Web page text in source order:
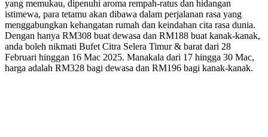
yang memukau, dipenuhi aroma rempah-ratus dan hidangan
istimewa, para tetamu akan dibawa dalam perjalanan rasa yang
menggabungkan kehangatan rumah dan keindahan cita rasa dunia.
Dengan hanya RM308 buat dewasa dan RM188 buat kanak-kanak,
anda boleh nikmati Bufet Citra Selera Timur & barat dari 28
Februari hinggan 16 Mac 2025. Manakala dari 17 hingga 30 Mac,
harga adalah RM328 bagi dewasa dan RM196 bagi kanak-kanak.